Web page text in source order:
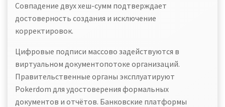
Совпадение двух хеш-сумм подтверждает
достоверность создания и исключение
корректировок.
Цифровые подписи массово задействуются в
виртуальном документопотоке организаций.
Правительственные органы эксплуатируют
Pokerdom для удостоверения формальных
документов и отчётов. Банковские платформы